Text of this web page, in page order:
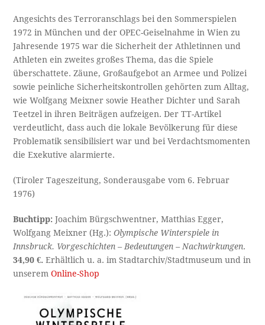
Angesichts des Terroranschlags bei den Sommerspielen
1972 in München und der OPEC-Geiselnahme in Wien zu
Jahresende 1975 war die Sicherheit der Athletinnen und
Athleten ein zweites großes Thema, das die Spiele
überschattete. Zäune, Großaufgebot an Armee und Polizei
sowie peinliche Sicherheitskontrollen gehörten zum Alltag,
wie Wolfgang Meixner sowie Heather Dichter und Sarah
Teetzel in ihren Beiträgen aufzeigen. Der TT-Artikel
verdeutlicht, dass auch die lokale Bevölkerung für diese
Problematik sensibilisiert war und bei Verdachtsmomenten
die Exekutive alarmierte.
(Tiroler Tageszeitung, Sonderausgabe vom 6. Februar
1976)
Buchtipp: Joachim Bürgschwentner, Matthias Egger,
Wolfgang Meixner (Hg.):Olympische Winterspiele in
Innsbruck. Vorgeschichten – Bedeutungen – Nachwirkungen.
34,90 €. Erhältlich u. a. im Stadtarchiv/Stadtmuseum und in
unseremOnline-Shop